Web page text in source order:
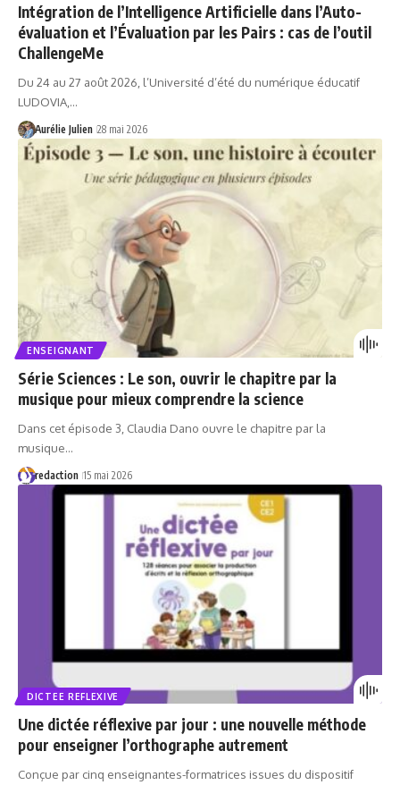
Intégration de l’Intelligence Artificielle dans l’Auto-
évaluation et l’Évaluation par les Pairs : cas de l’outil
ChallengeMe
Du 24 au 27 août 2026, l’Université d’été du numérique éducatif
LUDOVIA,…
Aurélie Julien 28 mai 2026
ENSEIGNANT
Série Sciences : Le son, ouvrir le chapitre par la
musique pour mieux comprendre la science
Dans cet épisode 3, Claudia Dano ouvre le chapitre par la
musique…
redaction 15 mai 2026
DICTEE REFLEXIVE
Une dictée réflexive par jour : une nouvelle méthode
pour enseigner l’orthographe autrement
Conçue par cinq enseignantes-formatrices issues du dispositif